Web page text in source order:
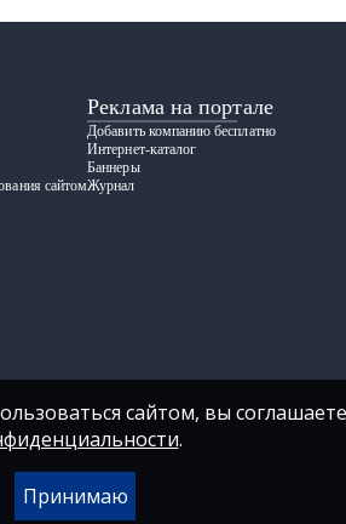
сайтом
Реклама на портале
Добавить компанию бесплатно
Интернет-каталог
Баннеры
Журнал
сайтом, вы
.
Принимаю